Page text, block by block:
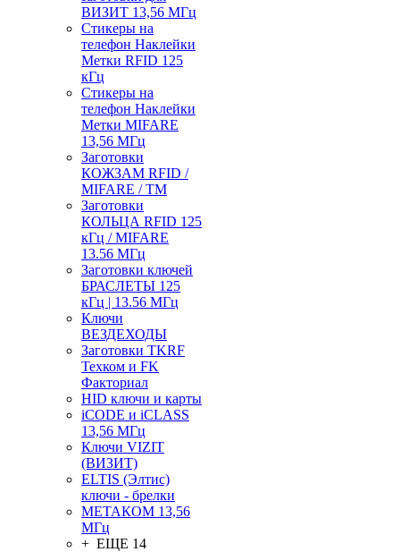
ВИЗИТ 13,56 МГц
Стикеры на
телефон Наклейки
Метки RFID 125
кГц
Стикеры на
телефон Наклейки
Метки MIFARE
13,56 МГц
Заготовки
КОЖЗАМ RFID /
MIFARE / TM
Заготовки
КОЛЬЦА RFID 125
кГц / MIFARE
13.56 МГц
Заготовки ключей
БРАСЛЕТЫ 125
кГц | 13.56 МГц
Ключи
ВЕЗДЕХОДЫ
Заготовки TKRF
Техком и FK
Факториал
HID ключи и карты
iCODE и iCLASS
13,56 МГц
Ключи VIZIT
(ВИЗИТ)
ELTIS (Элтис)
ключи - брелки
МЕТАКОМ 13,56
МГц
+ ЕЩЕ 14